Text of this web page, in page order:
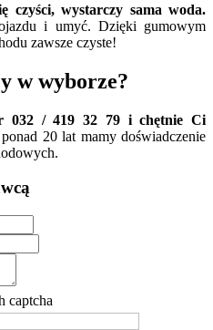
czyści, wystarczy sama woda.
i umyć. Dzięki gumowym
zawsze czyste!
w wyborze?
032 / 419 32 79 i chętnie Ci
20 lat mamy doświadczenie